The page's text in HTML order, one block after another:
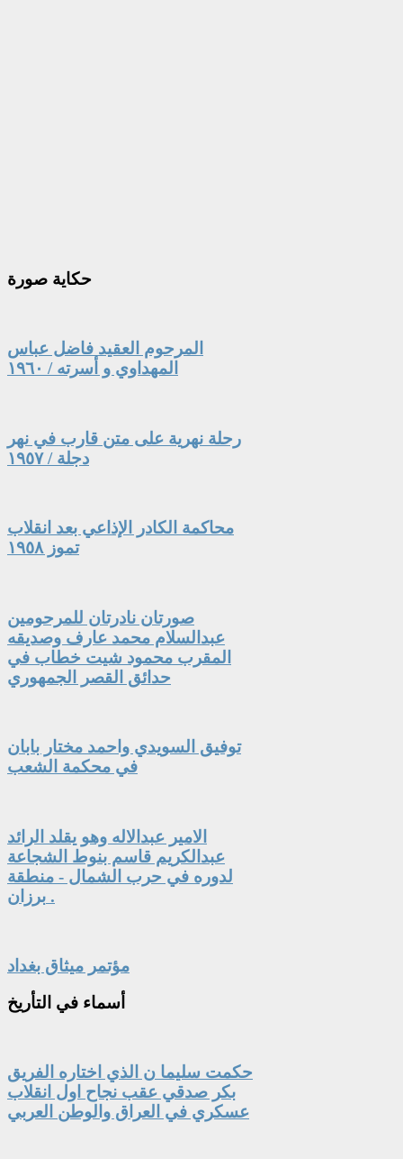
حكاية صورة
المرحوم العقيد فاضل عباس
المهداوي و أسرته / ١٩٦٠
رحلة نهرية على متن قارب في نهر
دجلة / ١٩٥٧
محاكمة الكادر الإذاعي بعد انقلاب
تموز ١٩٥٨
صورتان نادرتان للمرحومين
عبدالسلام محمد عارف وصديقه
المقرب محمود شيت خطاب في
حدائق القصر الجمهوري
توفيق السويدي واحمد مختار بابان
في محكمة الشعب
الامير عبدالاله وهو يقلد الرائد
عبدالكريم قاسم بنوط الشجاعة
لدوره في حرب الشمال - منطقة
برزان .
مؤتمر ميثاق بغداد
أسماء في التأريخ
حكمت سليما ن الذي اختاره الفريق
بكر صدقي عقب نجاح اول انقلاب
عسكري في العراق والوطن العربي